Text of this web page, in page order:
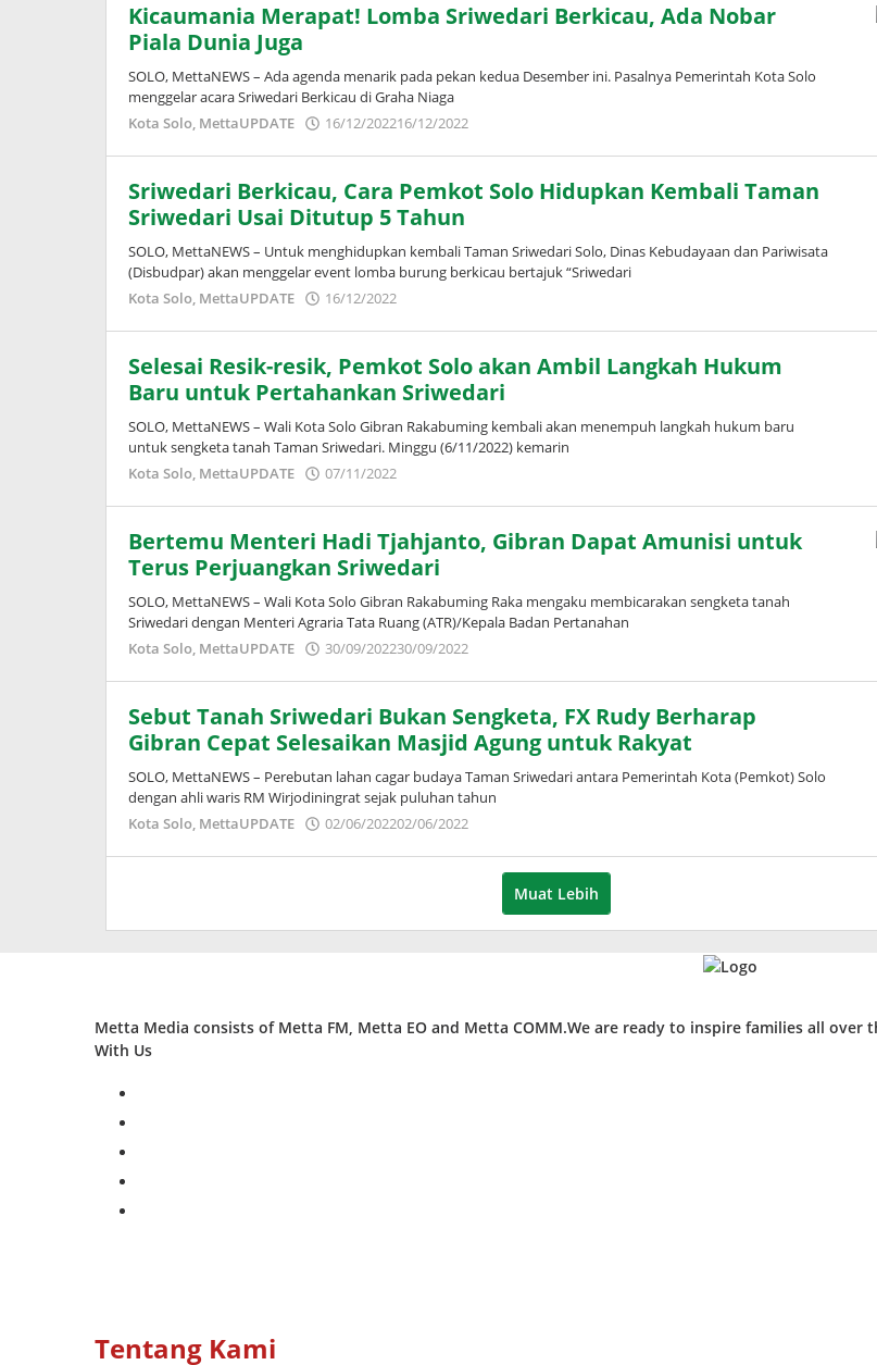
Kicaumania Merapat! Lomba Sriwedari Berkicau, Ada Nobar
Piala Dunia Juga
SOLO, MettaNEWS – Ada agenda menarik pada pekan kedua Desember ini. Pasalnya Pemerintah Kota Solo
menggelar acara Sriwedari Berkicau di Graha Niaga
Kota Solo, MettaUPDATE 16/12/202216/12/2022
Wardani
Sriwedari Berkicau, Cara Pemkot Solo Hidupkan Kembali Taman
Sriwedari Usai Ditutup 5 Tahun
SOLO, MettaNEWS – Untuk menghidupkan kembali Taman Sriwedari Solo, Dinas Kebudayaan dan Pariwisata
(Disbudpar) akan menggelar event lomba burung berkicau bertajuk “Sriwedari
Kota Solo, MettaUPDATE 16/12/2022
Wardani
Selesai Resik-resik, Pemkot Solo akan Ambil Langkah Hukum
Baru untuk Pertahankan Sriwedari
SOLO, MettaNEWS – Wali Kota Solo Gibran Rakabuming kembali akan menempuh langkah hukum baru
untuk sengketa tanah Taman Sriwedari. Minggu (6/11/2022) kemarin
Kota Solo, MettaUPDATE 07/11/2022
Bertemu Menteri Hadi Tjahjanto, Gibran Dapat Amunisi untuk
Terus Perjuangkan Sriwedari
SOLO, MettaNEWS – Wali Kota Solo Gibran Rakabuming Raka mengaku membicarakan sengketa tanah
Sriwedari dengan Menteri Agraria Tata Ruang (ATR)/Kepala Badan Pertanahan
Kota Solo, MettaUPDATE 30/09/202230/09/2022
Wardani
Sebut Tanah Sriwedari Bukan Sengketa, FX Rudy Berharap
Gibran Cepat Selesaikan Masjid Agung untuk Rakyat
SOLO, MettaNEWS – Perebutan lahan cagar budaya Taman Sriwedari antara Pemerintah Kota (Pemkot) Solo
dengan ahli waris RM Wirjodiningrat sejak puluhan tahun
Kota Solo, MettaUPDATE 02/06/202202/06/2022
Wardani
Muat Lebih
Metta Media consists of Metta FM, Metta EO and Metta COMM.We are ready to inspire families all
With Us
Tentang Kami